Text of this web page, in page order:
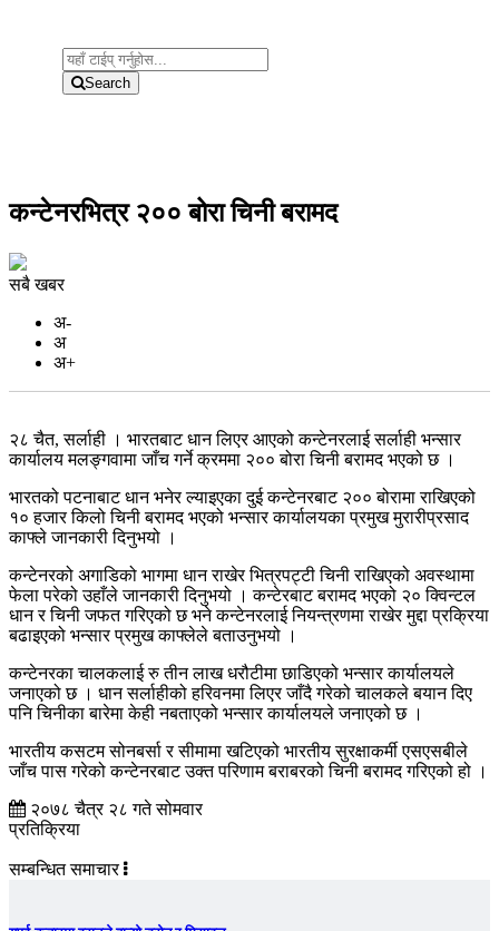
Search
कन्टेनरभित्र २०० बोरा चिनी बरामद
सबै खबर
अ-
अ
अ+
२८ चैत, सर्लाही । भारतबाट धान लिएर आएको कन्टेनरलाई सर्लाही भन्सार
कार्यालय मलङ्गवामा जाँच गर्ने क्रममा २०० बोरा चिनी बरामद भएको छ ।
भारतको पटनाबाट धान भनेर ल्याइएका दुई कन्टेनरबाट २०० बोरामा राखिएको
१० हजार किलो चिनी बरामद भएको भन्सार कार्यालयका प्रमुख मुरारीप्रसाद
काफ्ले जानकारी दिनुभयो ।
कन्टेनरको अगाडिको भागमा धान राखेर भित्रपट्टी चिनी राखिएको अवस्थामा
फेला परेको उहाँले जानकारी दिनुभयो । कन्टेरबाट बरामद भएको २० क्विन्टल
धान र चिनी जफत गरिएको छ भने कन्टेनरलाई नियन्त्रणमा राखेर मुद्दा प्रक्रिया
बढाइएको भन्सार प्रमुख काफ्लेले बताउनुभयो ।
कन्टेनरका चालकलाई रु तीन लाख धरौटीमा छाडिएको भन्सार कार्यालयले
जनाएको छ । धान सर्लाहीको हरिवनमा लिएर जाँदै गरेको चालकले बयान दिए
पनि चिनीका बारेमा केही नबताएको भन्सार कार्यालयले जनाएको छ ।
भारतीय कसटम सोनबर्सा र सीमामा खटिएको भारतीय सुरक्षाकर्मी एसएसबीले
जाँच पास गरेको कन्टेनरबाट उक्त परिणाम बराबरको चिनी बरामद गरिएको हो ।
२०७८ चैत्र २८ गते सोमवार
प्रतिक्रिया
सम्बन्धित समाचार